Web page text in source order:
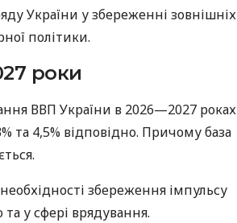
України у збереженні зовнішніх
політики.
роки
ВВП України в 2026—2027 роках
та 4,5% відповідно. Причому база
збереження імпульсу
у сфері врядування.